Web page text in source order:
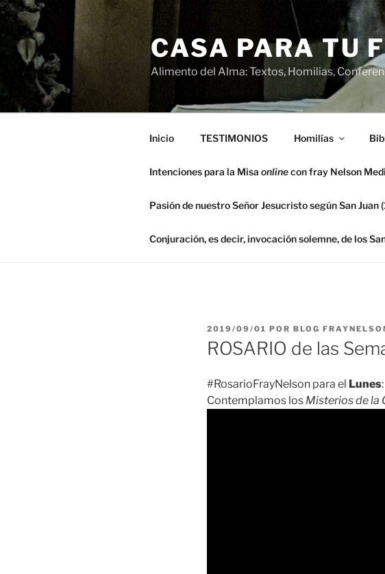
Saltar
contenido
CASA PARA TU
Alimento del Alma: Textos, Homilias,
Inicio TESTIMONIOS Homilías
Intenciones para la Misa onlinecon fray Nelson
Pasión de nuestro Señor Jesucristo según San Juan
Conjuración, es decir, invocación solemne, de los
PUBLICADO
EL
2019/09/01 POR BLOG
ROSARIO de las
#RosarioFrayNelson para el Lunes:
Contemplamos los Misterios de la